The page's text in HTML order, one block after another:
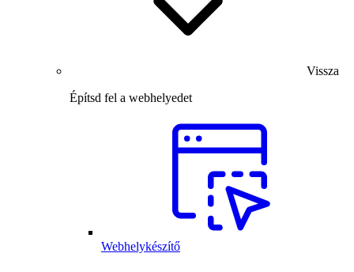
Vissza
Építsd fel a webhelyedet
Webhelykészítő